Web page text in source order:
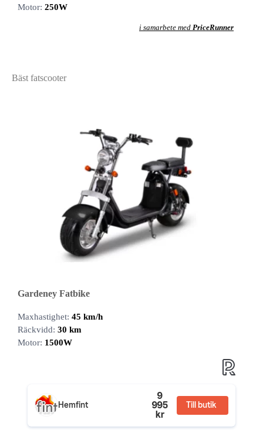
Motor: 250W
i samarbete med PriceRunner
Bäst fatscooter
Gardeney Fatbike
Maxhastighet: 45 km/h
Räckvidd: 30 km
Motor: 1500W
Hemfint
9
995
kr
Till butik